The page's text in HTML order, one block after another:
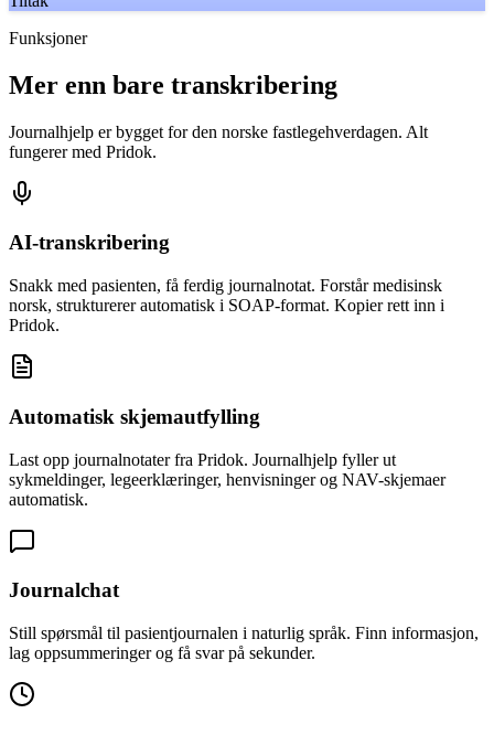
Funksjoner
Mer enn bare transkribering
Journalhjelp er bygget for den norske fastlegehverdagen. Alt
fungerer med Pridok.
AI-transkribering
Snakk med pasienten, få ferdig journalnotat. Forstår medisinsk
norsk, strukturerer automatisk i SOAP-format. Kopier rett inn i
Pridok.
Automatisk skjemautfylling
Last opp journalnotater fra Pridok. Journalhjelp fyller ut
sykmeldinger, legeerklæringer, henvisninger og NAV-skjemaer
automatisk.
Journalchat
Still spørsmål til pasientjournalen i naturlig språk. Finn informasjon,
lag oppsummeringer og få svar på sekunder.